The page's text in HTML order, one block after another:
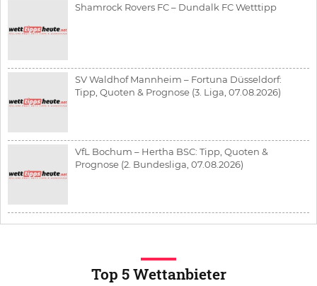
Shamrock Rovers FC – Dundalk FC Wetttipp
SV Waldhof Mannheim – Fortuna Düsseldorf:
Tipp, Quoten & Prognose (3. Liga, 07.08.2026)
VfL Bochum – Hertha BSC: Tipp, Quoten &
Prognose (2. Bundesliga, 07.08.2026)
Top 5 Wettanbieter